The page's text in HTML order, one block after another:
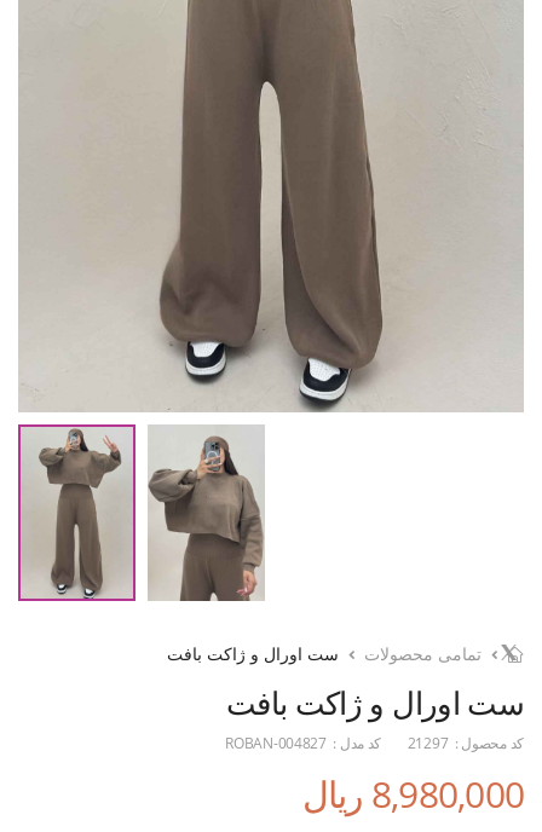
تمامی محصولات ست اورال و ژاکت بافت
ست اورال و ژاکت بافت
کد محصول : 21297 کد مدل : ROBAN-004827
8,980,000 ریال